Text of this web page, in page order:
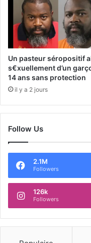
Un pasteur séropositif
s€xuellement d’un
14 ans sans protection
il y a 2 jours
Follow Us
2.1M
Followers
126k
Followers